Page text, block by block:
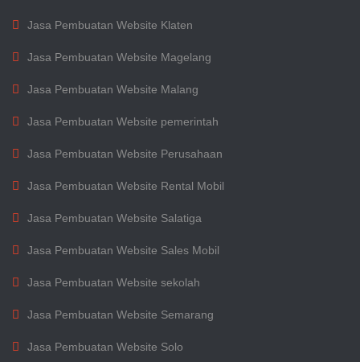
Jasa Pembuatan Website Klaten
Jasa Pembuatan Website Magelang
Jasa Pembuatan Website Malang
Jasa Pembuatan Website pemerintah
Jasa Pembuatan Website Perusahaan
Jasa Pembuatan Website Rental Mobil
Jasa Pembuatan Website Salatiga
Jasa Pembuatan Website Sales Mobil
Jasa Pembuatan Website sekolah
Jasa Pembuatan Website Semarang
Jasa Pembuatan Website Solo